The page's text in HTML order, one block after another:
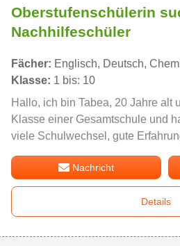
Oberstufenschülerin
Nachhilfeschüler
Fächer: Englisch, Deutsch,
Klasse: 1 bis: 10
Hallo, ich bin Tabea, 20 Jahre alt
Klasse einer Gesamtschule und
viele Schulwechsel, gute
Nachricht
Details